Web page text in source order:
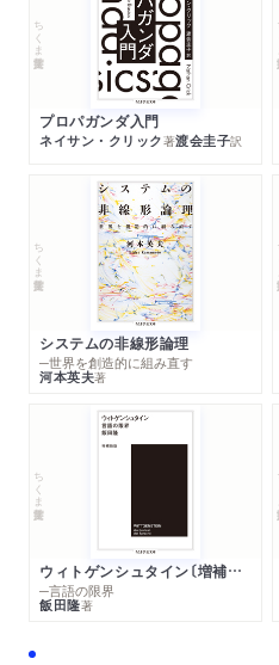
ちくま学芸文庫
プロパガンダ入門
ネイサン・クリック著渡会圭子訳
ちくま学芸文庫
システムの非線形論理
─世界を創造的に組み直す
河本英夫著
ちくま学芸文庫
ウィトゲンシュタイン〔増補新版〕
─言語の限界
飯田隆著